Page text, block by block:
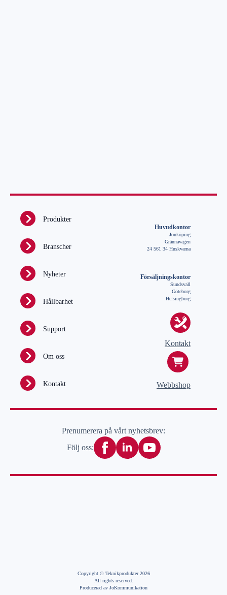
Produkter
Branscher
Nyheter
Hållbarhet
Support
Om oss
Kontakt
Huvudkontor
Jönköping
Grännavägen
24 561 34 Huskvarna
Försäljningskontor
Sundsvall
Göteborg
Helsingborg
Kontakt
Webbshop
Prenumerera på vårt nyhetsbrev:
Följ oss:
Copyright © Teknikprodukter 2026
All rights reserved.
Producerad av JoKommunikation